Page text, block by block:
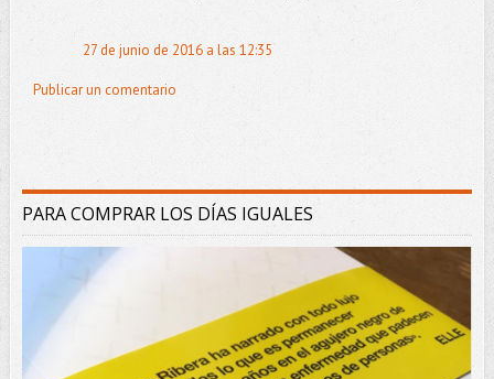
27 de junio de 2016 a las 12:35
Publicar un comentario
PARA COMPRAR LOS DÍAS IGUALES